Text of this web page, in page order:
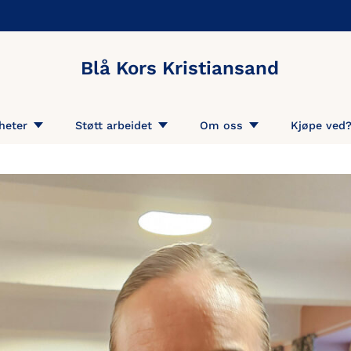
Blå Kors Kristiansand
Støtt arbeidet Om oss Kjøpe ved?